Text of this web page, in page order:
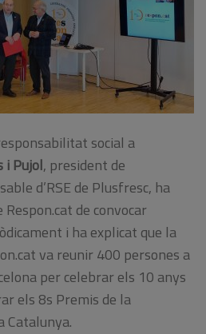
social a
i Pujol, president de
d’RSE de Plusfresc, ha
de convocar
i ha explicat que la
va reunir 400 persones a
per celebrar els 10 anys
els 8s Premis de la
Catalunya.